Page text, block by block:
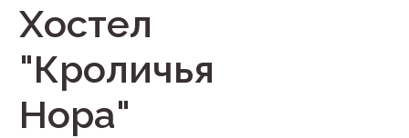
Хостел
"Кроличья
Нора"